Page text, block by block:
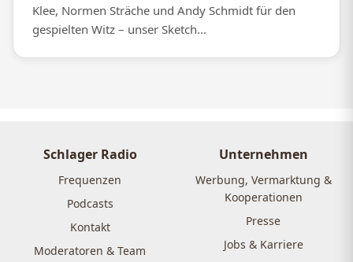
Klee, Normen Sträche und Andy Schmidt für den
gespielten Witz – unser Sketch...
Schlager Radio
Frequenzen
Podcasts
Kontakt
Moderatoren & Team
Unternehmen
Werbung, Vermarktung &
Kooperationen
Presse
Jobs & Karriere